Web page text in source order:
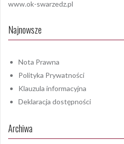
www.ok-swarzedz.pl
Najnowsze
Nota Prawna
Polityka Prywatności
Klauzula informacyjna
Deklaracja dostępności
Archiwa